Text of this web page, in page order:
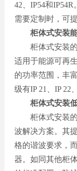
42、IP54和
需要定制时，可
柜体式安装
柜体式安装的
适用于能源可再
的功率范围，丰
级有IP 21、IP 22
柜体式安装
柜体式安装的
波解决方案。其
格的谐波要求，
器。如同其他柜